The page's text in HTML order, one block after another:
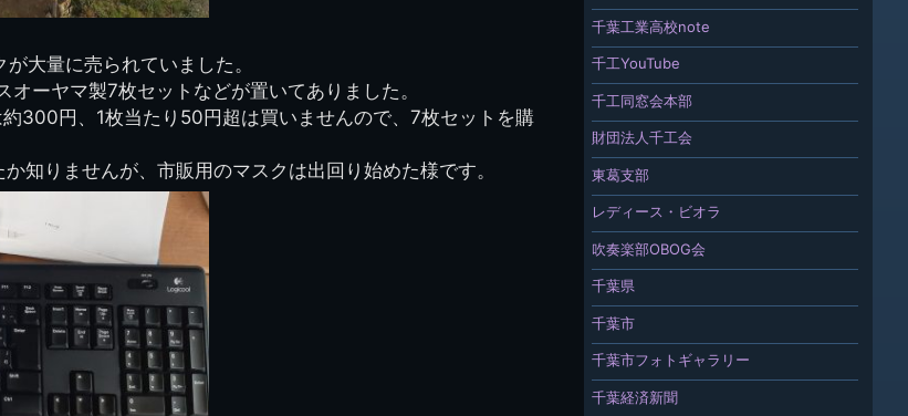
生実初期の文化祭
生実校舎初期の実習
200601雪景色
これから音頭
大量に売られていました。
ーヤマ製7枚セットなどが置いてありました。
300円、1枚当たり50円超は買いませんので、7枚セットを購
知りませんが、市販用のマスクは出回り始めた様です。
千葉工業高校note
千工YouTube
千工同窓会本部
財団法人千工会
東葛支部
レディース・ビオラ
吹奏楽部OBOG会
千葉県
千葉市
千葉市フォトギャラリー
千葉経済新聞